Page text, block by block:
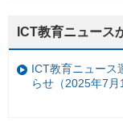
ICT教育ニュース
ICT教育ニュース
らせ（2025年7月